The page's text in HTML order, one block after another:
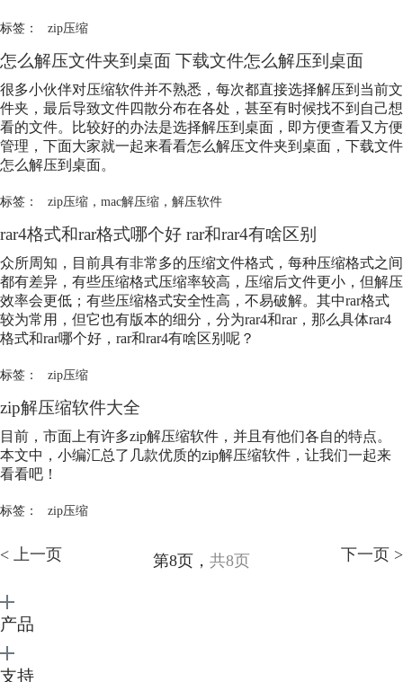
标签： zip压缩
怎么解压文件夹到桌面 下载文件怎么解压到桌面
很多小伙伴对压缩软件并不熟悉，每次都直接选择解压到当前文
件夹，最后导致文件四散分布在各处，甚至有时候找不到自己想
看的文件。比较好的办法是选择解压到桌面，即方便查看又方便
管理，下面大家就一起来看看怎么解压文件夹到桌面，下载文件
怎么解压到桌面。
标签： zip压缩， mac解压缩， 解压软件
rar4格式和rar格式哪个好 rar和rar4有啥区别
众所周知，目前具有非常多的压缩文件格式，每种压缩格式之间
都有差异，有些压缩格式压缩率较高，压缩后文件更小，但解压
效率会更低；有些压缩格式安全性高，不易破解。其中rar格式
较为常用，但它也有版本的细分，分为rar4和rar，那么具体rar4
格式和rar哪个好，rar和rar4有啥区别呢？
标签： zip压缩
zip解压缩软件大全
目前，市面上有许多zip解压缩软件，并且有他们各自的特点。
本文中，小编汇总了几款优质的zip解压缩软件，让我们一起来
看看吧！
标签： zip压缩
< 上一页 第8页， 共8页 下一页 >
产品
支持